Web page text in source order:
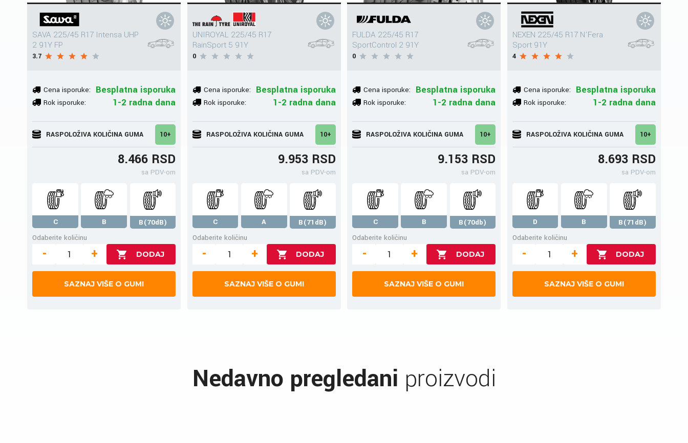
SAVA 225/45 R17 Intensa UHP
2 91Y FP
3.7
Cena isporuke: Besplatna isporuka
Rok isporuke: 1-2 radna dana
RASPOLOŽIVA KOLIČINA GUMA 10+
8.466 RSD
sa PDV-om
C B
B(70dB)
Odaberite količinu
- +
SAZNAJ VIŠE O GUMI
UNIROYAL 225/45 R17
RainSport 5 91Y
0
Cena isporuke: Besplatna isporuka
Rok isporuke: 1-2 radna dana
RASPOLOŽIVA KOLIČINA GUMA 10+
9.953 RSD
sa PDV-om
C A
B(71dB)
Odaberite količinu
- +
SAZNAJ VIŠE O GUMI
FULDA 225/45 R17
SportControl 2 91Y
0
Cena isporuke: Besplatna isporuka
Rok isporuke: 1-2 radna dana
RASPOLOŽIVA KOLIČINA GUMA 10+
9.153 RSD
sa PDV-om
C B
B(70db)
Odaberite količinu
- +
SAZNAJ VIŠE O GUMI
NEXEN 225/45 R17 N'Fera
Sport 91Y
4
Cena isporuke: Besplatna isporuka
Rok isporuke: 1-2 radna dana
RASPOLOŽIVA KOLIČINA GUMA 10+
8.693 RSD
sa PDV-om
D B
B(71dB)
Odaberite količinu
- +
SAZNAJ VIŠE O GUMI
Nedavno pregledani proizvodi